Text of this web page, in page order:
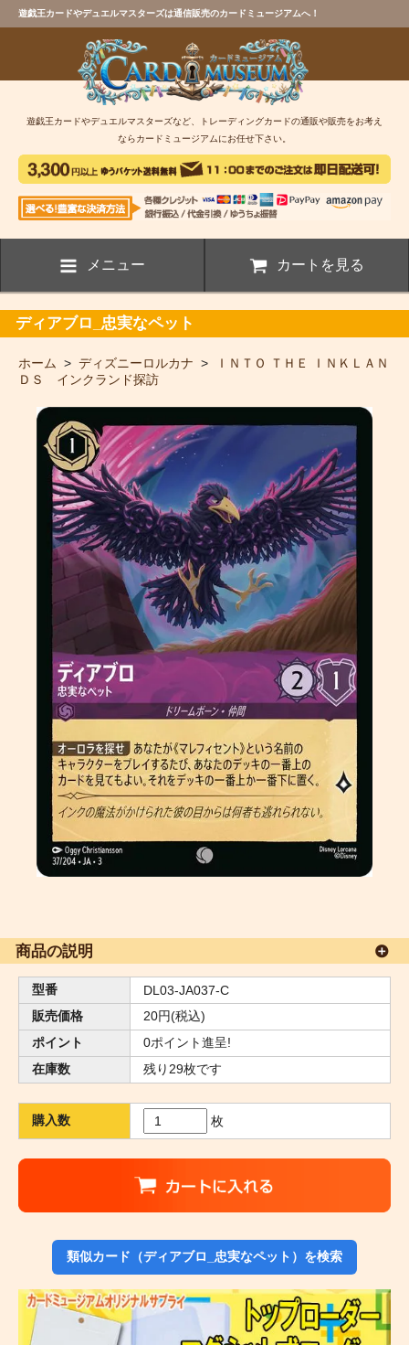
遊戯王カードやデュエルマスターズは通信販売のカードミュージアムへ！
遊戯王カードやデュエルマスターズなど、トレーディングカードの通販や販売をお考え
ならカードミュージアムにお任せ下さい。
メニュー カートを見る
ディアブロ_忠実なペット
ホーム > ディズニーロルカナ >
ＩＮＴＯ ＴＨＥ ＩＮＫＬＡＮ
ＤＳ インクランド探訪
商品の説明
型番
DL03-JA037-C
販売価格
20円(税込)
ポイント
0ポイント進呈!
在庫数
残り29枚です
購入数 枚
類似カード（ディアブロ_忠実なペット）を検索